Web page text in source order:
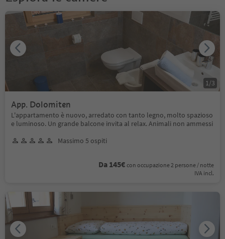
App. Dolomiten
L'appartamento è nuovo, arredato con tanto legno, molto spazioso
e luminoso. Un grande balcone invita al relax. Animali non ammessi
Massimo 5 ospiti
Da 145€ con occupazione 2 persone / notte
IVA incl.
1 /3